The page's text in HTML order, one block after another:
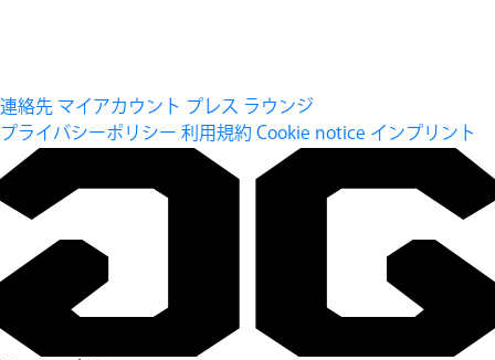
連絡先 マイアカウント プレス ラウンジ
プライバシーポリシー 利用規約 Cookie notice インプリント